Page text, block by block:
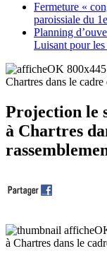
Fermeture «
paroissiale du
Planning
Luisant pour les
Projection le
à Chartres